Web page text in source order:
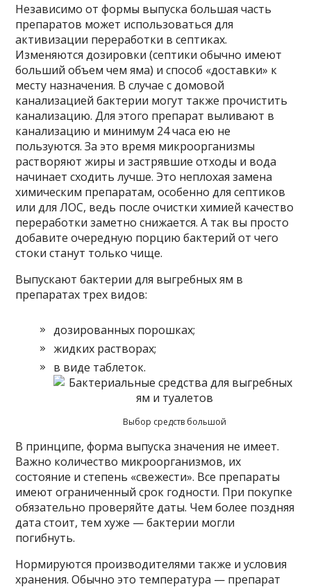
Независимо от формы выпуска большая часть
препаратов может использоваться для
активизации переработки в септиках.
Изменяются дозировки (септики обычно имеют
больший объем чем яма) и способ «доставки» к
месту назначения. В случае с домовой
канализацией бактерии могут также прочистить
канализацию. Для этого препарат выливают в
канализацию и минимум 24 часа ею не
пользуются. За это время микроорганизмы
растворяют жиры и застрявшие отходы и вода
начинает сходить лучше. Это неплохая замена
химическим препаратам, особенно для септиков
или для ЛОС, ведь после очистки химией качество
переработки заметно снижается. А так вы просто
добавите очередную порцию бактерий от чего
стоки станут только чище.
Выпускают бактерии для выгребных ям в
препаратах трех видов:
дозированных порошках;
жидких растворах;
в виде таблеток.
Выбор средств большой
В принципе, форма выпуска значения не имеет.
Важно количество микроорганизмов, их
состояние и степень «свежести». Все препараты
имеют ограниченный срок годности. При покупке
обязательно проверяйте даты. Чем более поздняя
дата стоит, тем хуже — бактерии могли
погибнуть.
Нормируются производителями также и условия
хранения. Обычно это температура — препарат